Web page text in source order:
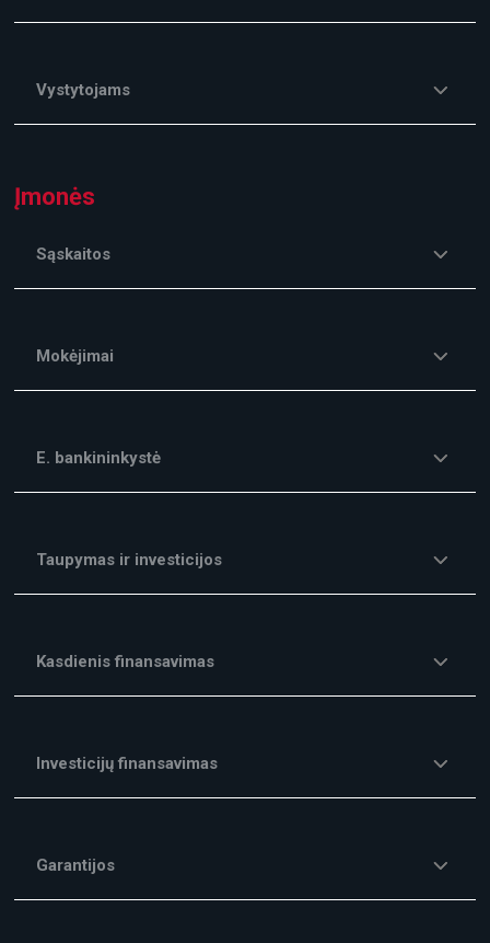
Vystytojams
Įmonės
Sąskaitos
Mokėjimai
E. bankininkystė
Taupymas ir investicijos
Kasdienis finansavimas
Investicijų finansavimas
Garantijos